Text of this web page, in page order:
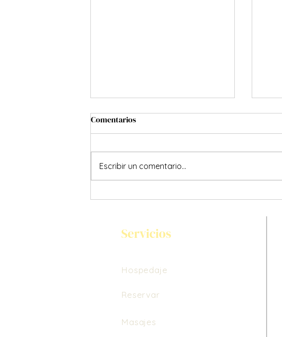
LA PAZ-CIENCIA QUE ENSEÑA
Comentarios
Escribir un comentario...
Servicios
Hospedaje
Reservar
Masajes